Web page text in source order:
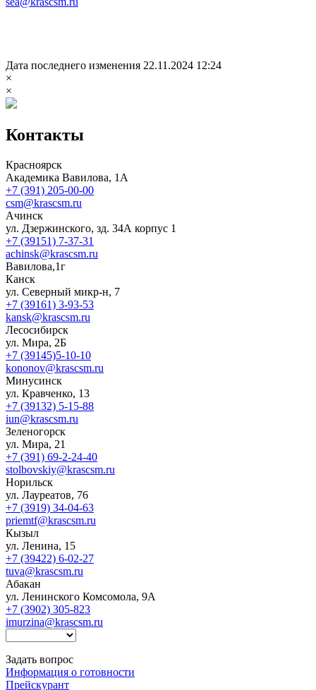
Дата последнего изменения 22.11.2024 12:24
×
×
Контакты
Красноярск
Академика Вавилова, 1А
+7 (391) 205-00-00
csm@krascsm.ru
Ачинск
ул. Дзержинского, зд. 34А корпус 1
+7 (39151) 7-37-31
achinsk@krascsm.ru
Вавилова,1г
Канск
ул. Северный микр-н, 7
+7 (39161) 3-93-53
kansk@krascsm.ru
Лесосибирск
ул. Мира, 2Б
+7 (39145)5-10-10
kononov@krascsm.ru
Минусинск
ул. Кравченко, 13
+7 (39132) 5-15-88
iun@krascsm.ru
Зеленогорск
ул. Мира, 21
+7 (391) 69-2-24-40
stolbovskiy@krascsm.ru
Норильск
ул. Лауреатов, 76
+7 (3919) 34-04-63
priemtf@krascsm.ru
Кызыл
ул. Ленина, 15
+7 (39422) 6-02-27
tuva@krascsm.ru
Абакан
ул. Ленинского Комсомола, 9А
+7 (3902) 305-823
imurzina@krascsm.ru
Задать вопрос
Информация о готовности
Прейскурант